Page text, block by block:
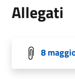
Allegati
8